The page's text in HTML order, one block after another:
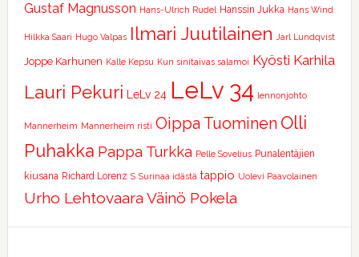
Gustaf Magnusson Hans-Ulrich Rudel Hanssin Jukka Hans Wind
Hilkka Saari Hugo Valpas Ilmari Juutilainen Jarl Lundqvist
Joppe Karhunen Kalle Kepsu Kun sinitaivas salamoi Kyösti Karhila
Lauri Pekuri LeLv 24 LeLv 34 lennonjohto
Mannerheim Mannerheim risti Oippa Tuominen Olli
Puhakka Pappa Turkka Pelle Sovelius Punalentäjien
kiusana Richard Lorenz S Surinaa idästä tappio Uolevi Paavolainen
Urho Lehtovaara Väinö Pokela